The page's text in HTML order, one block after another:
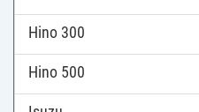
Hino 300
Hino 500